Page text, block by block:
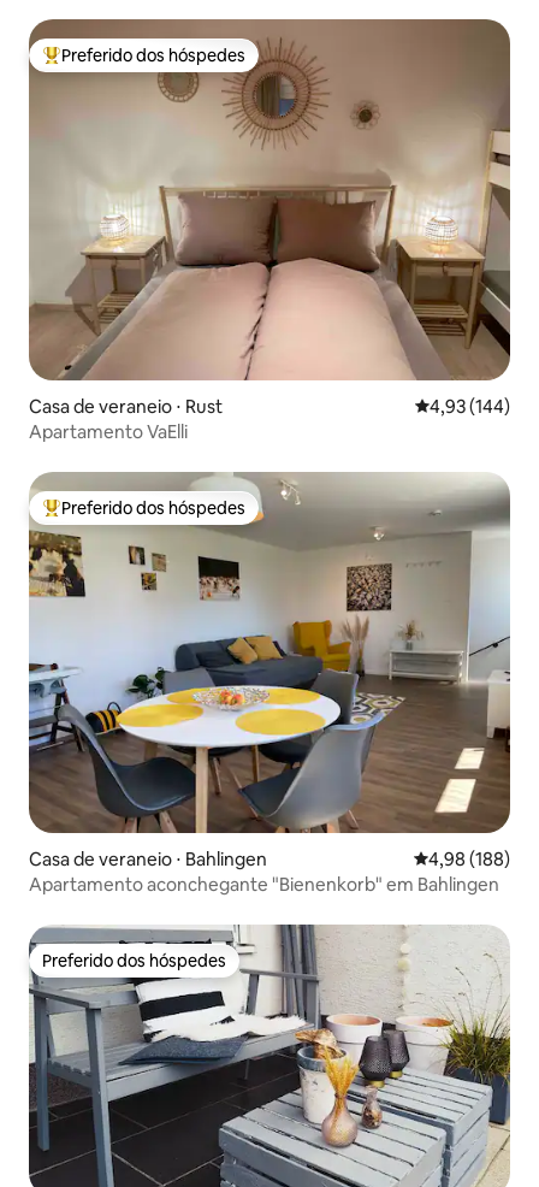
Entre os melhores preferidos dos hóspedes
Preferido dos hóspedes
Casa de veraneio ⋅ Rust 4,93 de uma
4,93 (144)
Apartamento VaElli
Entre os melhores preferidos dos hóspedes
Preferido dos hóspedes
Casa de veraneio ⋅ Bahlingen 4,98 de uma
4,98 (188)
Apartamento aconchegante "Bienenkorb" em Bahlingen
Preferido dos hóspedes
Preferido dos hóspedes